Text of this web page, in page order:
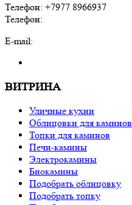
Телефон: +7977 8966937
Телефон:
E-mail:
ВИТРИНА
Уличные кухни
Облицовки для каминов
Топки для каминов
Печи-камины
Электрокамины
Биокамины
Подобрать облицовку
Подобрать топку